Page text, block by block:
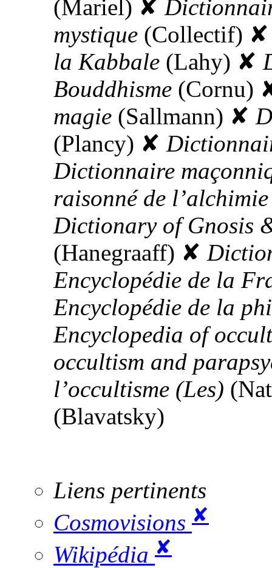
(Mariel) ✘
mystique (Collectif) ✘
la Kabbale (Lahy) ✘
Bouddhisme (Cornu)
magie (Sallmann) ✘
(Plancy) ✘
Dictionnaire
raisonné de l’alchimie
Dictionary of Gnosis
(Hanegraaff) ✘
Encyclopédie de la
Encyclopédie de la
Encyclopedia of
occultism and
l’occultisme (Les)
(Blavatsky)
Liens pertinents
Cosmovisions ✘
Wikipédia ✘